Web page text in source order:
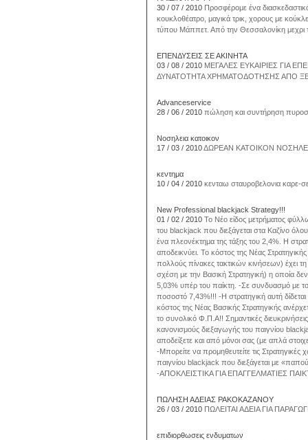
30 / 07 / 2010 Προσφέρομε ένα
κουκλοθέατρο, μαγικά τρικ, χορους με
τύπου Μάππετ. Από την Θεσσαλονίκη μεχρι
ΕΠΕΝΔΥΣΕΙΣ ΣΕ ΑΚΙΝΗΤΑ
03 / 08 / 2010 ΜΕΓΑΛΕΣ ΕΥΚΑΙΡΙΕΣ ΓΙΑ
ΔΥΝΑΤΟΤΗΤΑ ΧΡΗΜΑΤΟΔΟΤΗΣΗΣ ΑΠΟ
Αdvanceservice
28 / 06 / 2010 πώληση και συντήρηση
Νοσηλεια κατοικον
17 / 03 / 2010ΔΩΡΕΑΝ ΚΑΤΟΙΚΟΝ
κεντημα
10 / 04 / 2010 κενταω σταυροβελονια καρε-
New Professional blackjack Strategy!!!
01 / 02 / 2010 Το Νέο είδος μετρήματος
του blackjack που διεξάγεται στα Καζίνο
ένα πλεονέκτημα της τάξης του 2,4%. Η
αποδεικνύει. Το κόστος της Νέας
πολλούς πίνακες τακτικών κινήσεων) έχει
σχέση με την Βασική Στρατηγική) η οποία
5,03% υπέρ του παίκτη. -Σε συνδυασμό με
ποσοστό 7,43%!!! -Η στρατηγική αυτή
κόστος της Νέας Βασικής Στρατηγικής
το συνολικό Φ.Π.Α!! Σημαντικές
κανονισμούς διεξαγωγής του παιγνίου
αποδείξετε και από μόνοι σας (με απλά
-Μπορείτε να προμηθευτείτε τις
παιγνίου blackjack που διεξάγεται με
-ΑΠΟΚΛΕΙΣΤΙΚΑ ΓΙΑ ΕΠΑΓΓΕΛΜΑΤΙΕΣ
ΠΩΛΗΣΗ ΑΔΕΙΑΣ ΡΑΚΟΚΑΖΑΝΟΥ
26 / 03 / 2010 ΠΩΛΕΙΤΑΙ ΑΔΕΙΑ ΓΙΑ
επιδιορθωσεις ενδυματων